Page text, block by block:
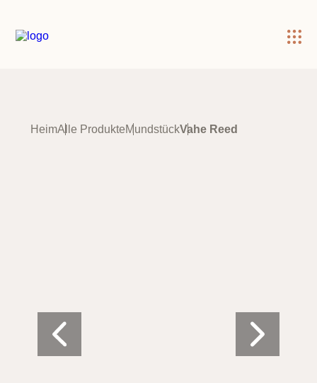
×
HeimAlle ProdukteMundstückVahe Reed